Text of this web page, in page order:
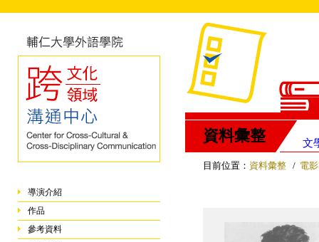
導演介紹
作品
參考資料
資料彙整 文
目前位置： 資料彙整 / 電